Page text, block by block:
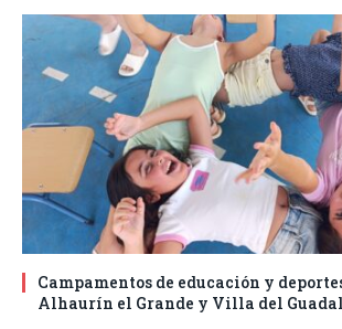
Campamentos de educación y
Alhaurín el Grande y Villa del